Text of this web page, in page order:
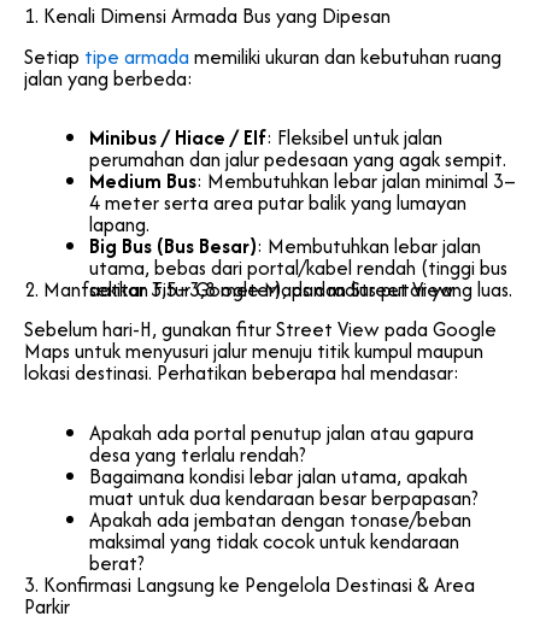
1. Kenali Dimensi Armada Bus yang Dipesan
Setiap tipe armada memiliki ukuran dan kebutuhan ruang
jalan yang berbeda:
Minibus / Hiace / Elf: Fleksibel untuk jalan
perumahan dan jalur pedesaan yang agak sempit.
Medium Bus: Membutuhkan lebar jalan minimal 3–
4 meter serta area putar balik yang lumayan
lapang.
Big Bus (Bus Besar): Membutuhkan lebar jalan
utama, bebas dari portal/kabel rendah (tinggi bus
sekitar 3,5–3,8 meter), dan radius putar yang luas.
2. Manfaatkan Fitur Google Maps dan Street View
Sebelum hari-H, gunakan fitur Street View pada Google
Maps untuk menyusuri jalur menuju titik kumpul maupun
lokasi destinasi. Perhatikan beberapa hal mendasar:
Apakah ada portal penutup jalan atau gapura
desa yang terlalu rendah?
Bagaimana kondisi lebar jalan utama, apakah
muat untuk dua kendaraan besar berpapasan?
Apakah ada jembatan dengan tonase/beban
maksimal yang tidak cocok untuk kendaraan
berat?
3. Konfirmasi Langsung ke Pengelola Destinasi & Area
Parkir